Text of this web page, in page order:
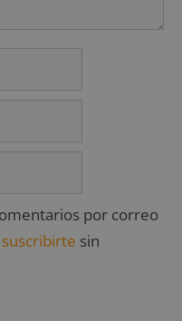
por correo
suscribirte sin